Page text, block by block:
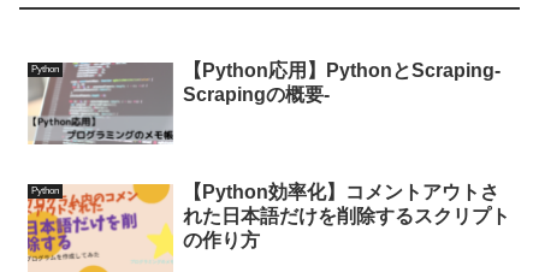
Python
【Python応用】PythonとScraping-
Scrapingの概要-
Python
【Python効率化】コメントアウトさ
れた日本語だけを削除するスクリプト
の作り方